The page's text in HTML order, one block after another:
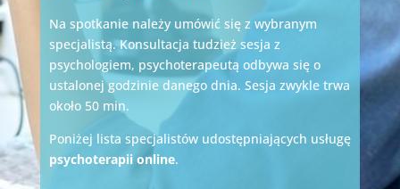
Na spotkanie należy umówić się z wybranym
specjalistą. Konsultacja tudzież sesja z
psychologiem, psychoterapeutą odbywa się o
ustalonej godzinie danego dnia. Sesja zwykle trwa
około 50 min.
Poniżej lista specjalistów udostępniających usługę
psychoterapii online.